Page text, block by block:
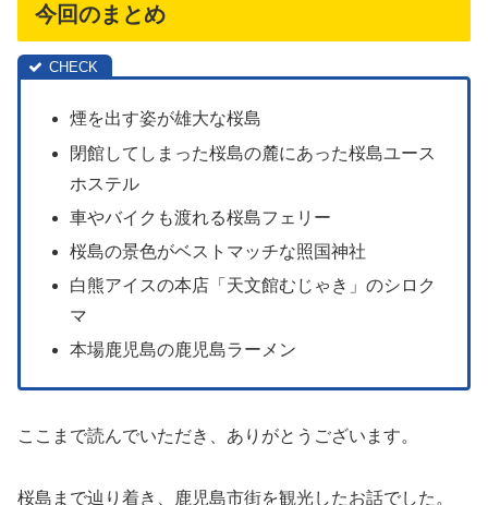
今回のまとめ
煙を出す姿が雄大な桜島
閉館してしまった桜島の麓にあった桜島ユース
ホステル
車やバイクも渡れる桜島フェリー
桜島の景色がベストマッチな照国神社
白熊アイスの本店「天文館むじゃき」のシロク
マ
本場鹿児島の鹿児島ラーメン
ここまで読んでいただき、ありがとうございます。
桜島まで辿り着き、鹿児島市街を観光したお話でした。